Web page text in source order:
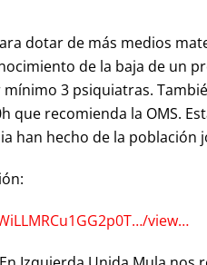
dotar de más medios
de la baja de un
3 psiquiatras.
que recomienda la OMS.
han hecho de la población
view…